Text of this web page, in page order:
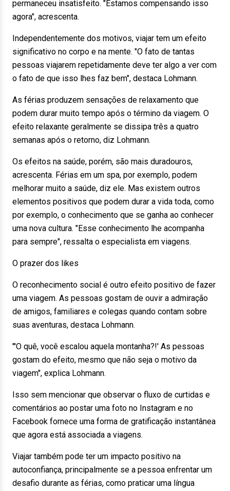
permaneceu insatisfeito. "Estamos compensando isso
agora", acrescenta.
Independentemente dos motivos, viajar tem um efeito
significativo no corpo e na mente. "O fato de tantas
pessoas viajarem repetidamente deve ter algo a ver com
o fato de que isso lhes faz bem", destaca Lohmann.
As férias produzem sensações de relaxamento que
podem durar muito tempo após o término da viagem. O
efeito relaxante geralmente se dissipa três a quatro
semanas após o retorno, diz Lohmann.
Os efeitos na saúde, porém, são mais duradouros,
acrescenta. Férias em um spa, por exemplo, podem
melhorar muito a saúde, diz ele. Mas existem outros
elementos positivos que podem durar a vida toda, como
por exemplo, o conhecimento que se ganha ao conhecer
uma nova cultura. "Esse conhecimento lhe acompanha
para sempre", ressalta o especialista em viagens.
O prazer dos likes
O reconhecimento social é outro efeito positivo de fazer
uma viagem. As pessoas gostam de ouvir a admiração
de amigos, familiares e colegas quando contam sobre
suas aventuras, destaca Lohmann.
"'O quê, você escalou aquela montanha?!' As pessoas
gostam do efeito, mesmo que não seja o motivo da
viagem", explica Lohmann.
Isso sem mencionar que observar o fluxo de curtidas e
comentários ao postar uma foto no Instagram e no
Facebook fornece uma forma de gratificação instantânea
que agora está associada a viagens.
Viajar também pode ter um impacto positivo na
autoconfiança, principalmente se a pessoa enfrentar um
desafio durante as férias, como praticar uma língua